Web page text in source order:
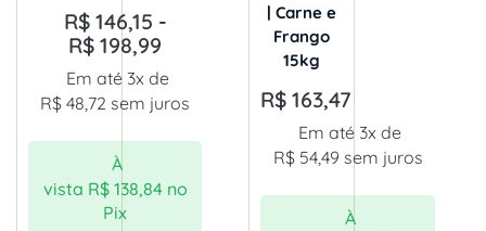
R$146,15 -
R$ 198,99
Em até 3x de
R$ 48,72 sem juros
À
vista R$138,84 no
Pix
| Carne e
Frango
15kg
R$ 163,47
Em até 3x de
R$54,49 sem juros
À